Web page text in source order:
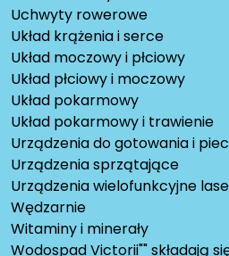
Uchwyty rowerowe
Układ krążenia i serce
Układ moczowy i płciowy
Układ płciowy i moczowy
Układ pokarmowy
Układ pokarmowy i trawienie
Urządzenia do gotowania i
Urządzenia sprzątające
Urządzenia wielofunkcyjne
Wędzarnie
Witaminy i minerały
Wodospad Victorii"" składają